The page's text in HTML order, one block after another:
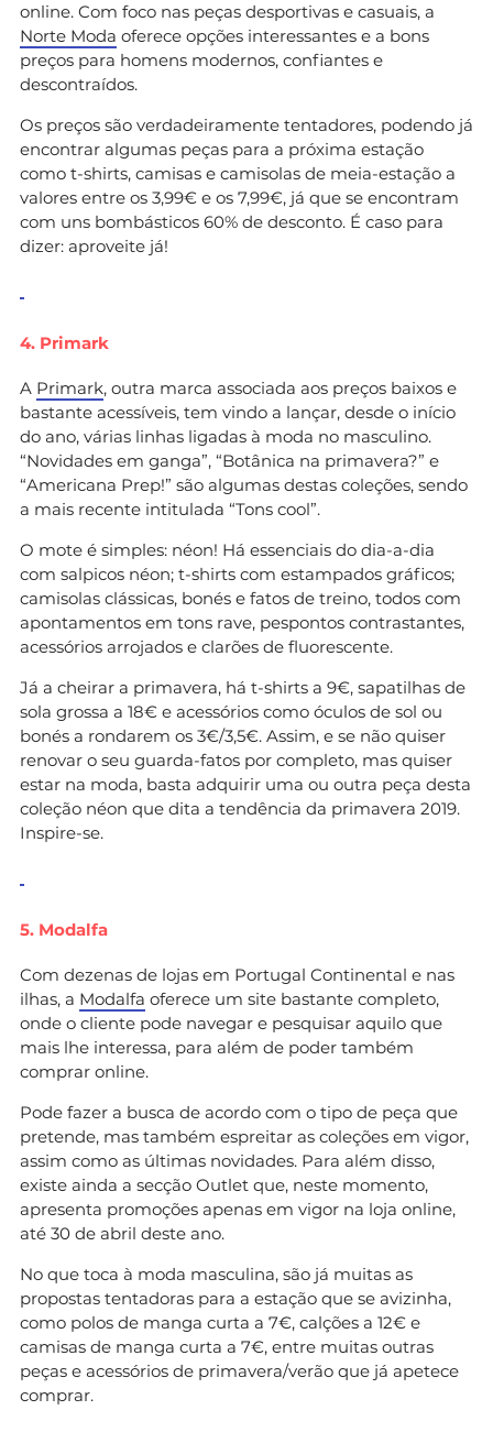
online. Com foco nas peças desportivas e casuais, a
Norte Moda oferece opções interessantes e a bons
preços para homens modernos, confiantes e
descontraídos.
Os preços são verdadeiramente tentadores, podendo já
encontrar algumas peças para a próxima estação
como t-shirts, camisas e camisolas de meia-estação a
valores entre os 3,99€ e os 7,99€, já que se encontram
com uns bombásticos 60% de desconto. É caso para
dizer: aproveite já!
4. Primark
A Primark, outra marca associada aos preços baixos e
bastante acessíveis, tem vindo a lançar, desde o início
do ano, várias linhas ligadas à moda no masculino.
“Novidades em ganga”, “Botânica na primavera?” e
“Americana Prep!” são algumas destas coleções, sendo
a mais recente intitulada “Tons cool”.
O mote é simples: néon! Há essenciais do dia-a-dia
com salpicos néon; t-shirts com estampados gráficos;
camisolas clássicas, bonés e fatos de treino, todos com
apontamentos em tons rave, pespontos contrastantes,
acessórios arrojados e clarões de fluorescente.
Já a cheirar a primavera, há t-shirts a 9€, sapatilhas de
sola grossa a 18€ e acessórios como óculos de sol ou
bonés a rondarem os 3€/3,5€. Assim, e se não quiser
renovar o seu guarda-fatos por completo, mas quiser
estar na moda, basta adquirir uma ou outra peça desta
coleção néon que dita a tendência da primavera 2019.
Inspire-se.
5. Modalfa
Com dezenas de lojas em Portugal Continental e nas
ilhas, a Modalfa oferece um site bastante completo,
onde o cliente pode navegar e pesquisar aquilo que
mais lhe interessa, para além de poder também
comprar online.
Pode fazer a busca de acordo com o tipo de peça que
pretende, mas também espreitar as coleções em vigor,
assim como as últimas novidades. Para além disso,
existe ainda a secção Outlet que, neste momento,
apresenta promoções apenas em vigor na loja online,
até 30 de abril deste ano.
No que toca à moda masculina, são já muitas as
propostas tentadoras para a estação que se avizinha,
como polos de manga curta a 7€, calções a 12€ e
camisas de manga curta a 7€, entre muitas outras
peças e acessórios de primavera/verão que já apetece
comprar.